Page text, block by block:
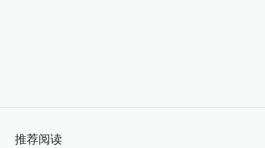
推荐阅读